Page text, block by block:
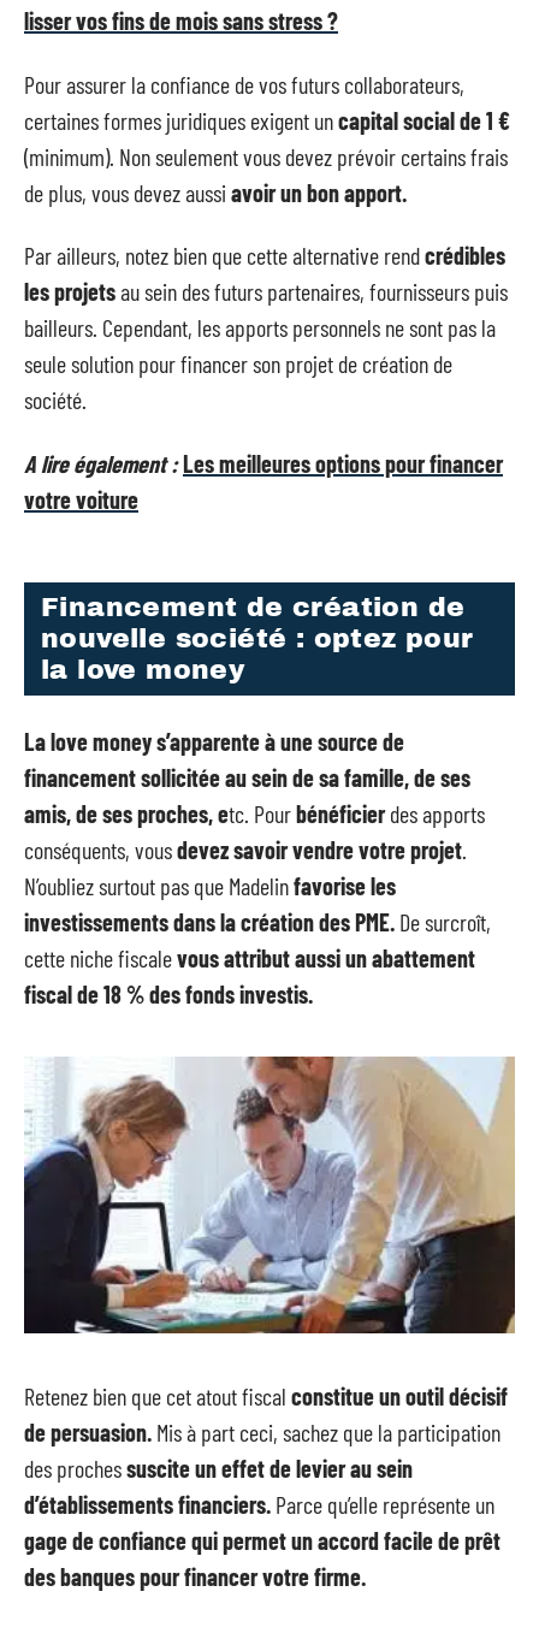
lisser vos fins de mois sans stress ?
Pour assurer la confiance de vos futurs collaborateurs,
certaines formes juridiques exigent uncapitalsocial de 1 €
(minimum). Non seulement vous devez prévoir certains frais
de plus, vous devez aussi avoir un bon apport.
Par ailleurs, notez bien que cette alternative rendcrédibles
les projetsau sein des futurs partenaires, fournisseurs puis
bailleurs. Cependant, les apports personnels ne sont pas la
seule solution pour financer son projet de création de
société.
A lire également :Les meilleures options pour financer
votre voiture
Financement de création de
nouvelle société : optez pour
la love money
La love money s’apparente à une source de
financement sollicitée au sein de sa famille, de ses
amis, de ses proches, etc. Pourbénéficierdes apports
conséquents, vousdevez savoir vendre votre projet
N’oubliez surtout pas que Madelinfavorise les
investissements dans la création des PME. De surcroît,
cette niche fiscalevous attribut aussi un abattement
fiscal de 18 % des fonds investis.
Retenez bien que cet atout fiscal constitue un outil décisif
de persuasion. Mis à part ceci, sachez que la participation
des prochessuscite un effet de levier au sein
d’établissements financiers. Parce qu’elle représente un
gage de confiance qui permet un accord facile de prêt
des banques pour financer votre firme.